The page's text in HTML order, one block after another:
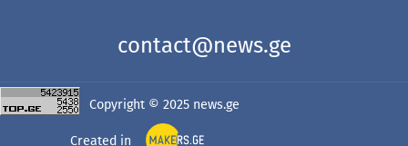
contact@news.ge
Copyright © 2025 news.ge
Created in